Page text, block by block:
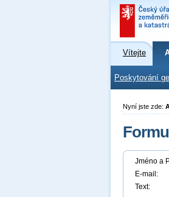
Vítejte
Poskytování
Nyní jste zde:
Jméno a
E-mail:
Text: